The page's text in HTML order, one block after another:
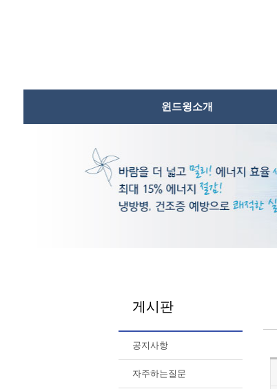
윈드윙소개
게시판
공지사항
자주하는질문